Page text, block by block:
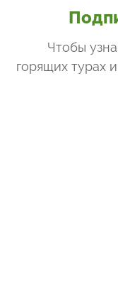
Чтобы
горящих турах